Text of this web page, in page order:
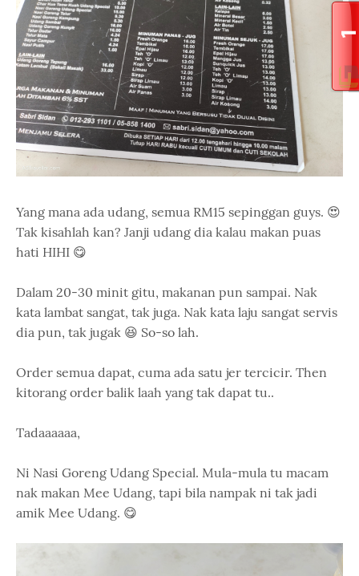
Yang mana ada udang, semua RM15 sepinggan guys. 😍
Tak kisahlah kan? Janji udang dia kalau makan puas
hati HIHI 😋
Dalam 20-30 minit gitu, makanan pun sampai. Nak
kata lambat sangat, tak juga. Nak kata laju sangat servis
dia pun, tak jugak 😆 So-so lah.
Order semua dapat, cuma ada satu jer tercicir. Then
kitorang order balik laah yang tak dapat tu..
Tadaaaaaa,
Ni Nasi Goreng Udang Special. Mula-mula tu macam
nak makan Mee Udang, tapi bila nampak ni tak jadi
amik Mee Udang. 😋